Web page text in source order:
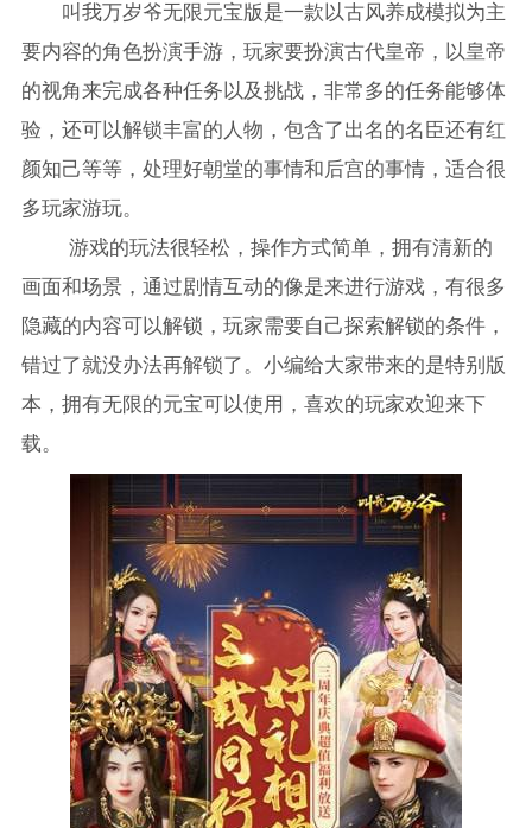
叫我万岁爷无限元宝版是一款以古风养成模拟为主
要内容的角色扮演手游，玩家要扮演古代皇帝，以皇帝
的视角来完成各种任务以及挑战，非常多的任务能够体
验，还可以解锁丰富的人物，包含了出名的名臣还有红
颜知己等等，处理好朝堂的事情和后宫的事情，适合很
多玩家游玩。
游戏的玩法很轻松，操作方式简单，拥有清新的
画面和场景，通过剧情互动的像是来进行游戏，有很多
隐藏的内容可以解锁，玩家需要自己探索解锁的条件，
错过了就没办法再解锁了。小编给大家带来的是特别版
本，拥有无限的元宝可以使用，喜欢的玩家欢迎来下
载。